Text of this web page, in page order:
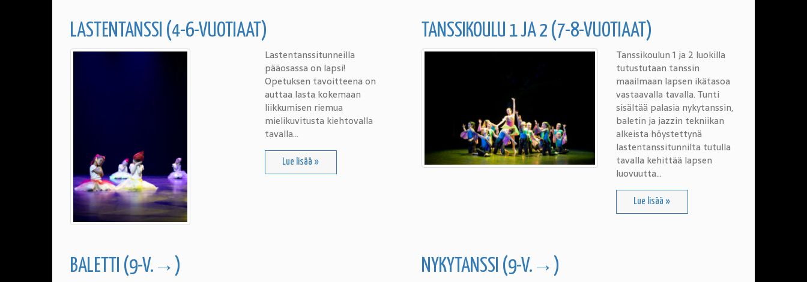
LASTENTANSSI (4-6-VUOTIAAT)
Lastentanssitunneilla
pääosassa on lapsi!
Opetuksen tavoitteena on
auttaa lasta kokemaan
liikkumisen riemua
mielikuvitusta kiehtovalla
tavalla…
Lue lisää »
TANSSIKOULU 1 JA 2 (7-8-VUOTIAAT)
Tanssikoulun 1 ja 2 luokilla
tutustutaan tanssin
maailmaan lapsen ikätasoa
vastaavalla tavalla. Tunti
sisältää palasia nykytanssin,
baletin ja jazzin tekniikan
alkeista höystettynä
lastentanssitunnilta tutulla
tavalla kehittää lapsen
luovuutta…
Lue lisää »
BALETTI (9-V.→) NYKYTANSSI (9-V.→)